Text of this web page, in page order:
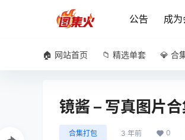
公告 成为
🏠 网站首页 📁 精选单套 💎 合
镜酱 – 写真图片
合集打包 3 年前 0